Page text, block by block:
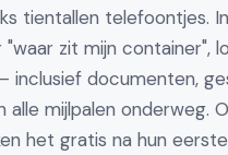
tientallen telefoontjes.
zit mijn container",
inclusief documenten,
alle mijlpalen onderweg.
het gratis na hun